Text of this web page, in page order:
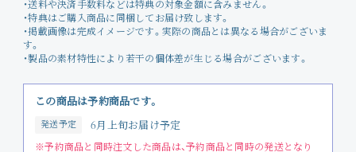
・送料や決済手数料などは特典の対象金額に含みません。
・特典はご購入商品に同梱してお届け致します。
・掲載画像は完成イメージです。実際の商品とは異なる場合がございま
す。
・製品の素材特性により若干の個体差が生じる場合がございます。
この商品は予約商品です。
発送予定 6月上旬お届け予定
※予約商品と同時注文した商品は、予約商品と同時の発送となり